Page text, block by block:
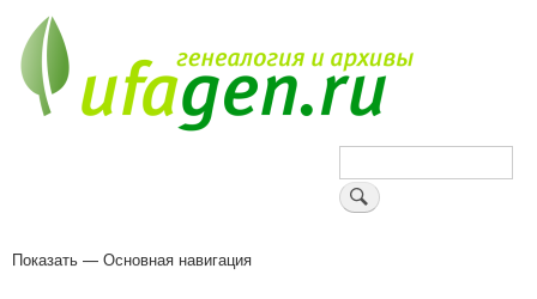
основному
содержанию
Поиск
Основная
Показать — Основная навигация